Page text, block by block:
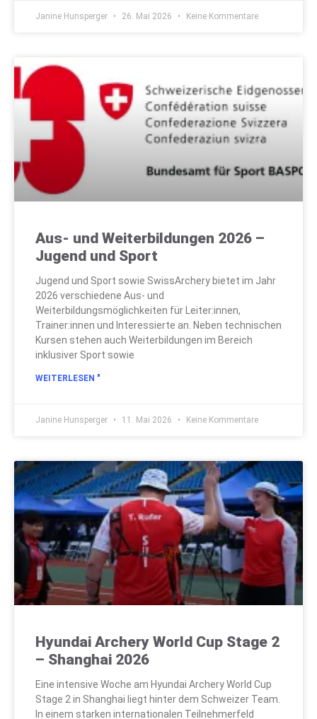
Janine Hunsperger 26. Mai 2026 Keine Kommentare
Aus- und Weiterbildungen 2026 –
Jugend und Sport
Jugend und Sport sowie SwissArchery bietet im Jahr
2026 verschiedene Aus- und
Weiterbildungsmöglichkeiten für Leiter:innen,
Trainer:innen und Interessierte an. Neben technischen
Kursen stehen auch Weiterbildungen im Bereich
inklusiver Sport sowie
WEITERLESEN "
Janine Hunsperger 11. Mai 2026 Keine Kommentare
Hyundai Archery World Cup Stage 2
– Shanghai 2026
Eine intensive Woche am Hyundai Archery World Cup
Stage 2 in Shanghai liegt hinter dem Schweizer Team.
In einem starken internationalen Teilnehmerfeld